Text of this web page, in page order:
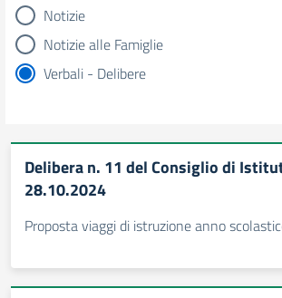
Notizie
Notizie alle Famiglie
Verbali - Delibere
Delibera n. 11 del Consiglio di
28.10.2024
Proposta viaggi di istruzione anno